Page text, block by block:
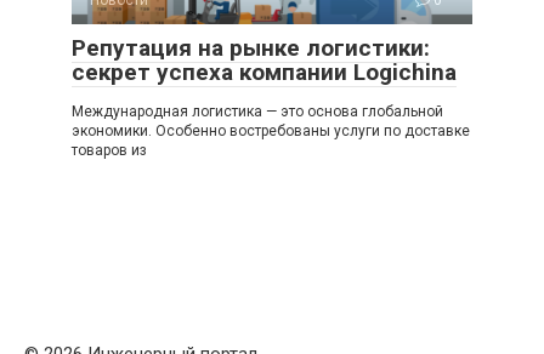
Репутация на рынке логистики:
секрет успеха компании Logichina
Международная логистика — это основа глобальной
экономики. Особенно востребованы услуги по доставке
товаров из